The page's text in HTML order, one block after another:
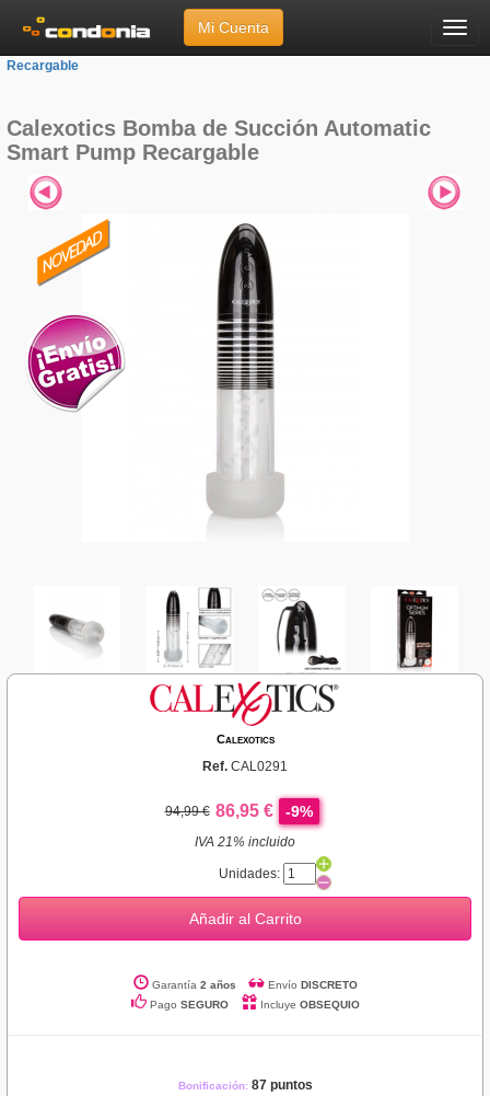
Menú
Mi Cuenta
»Bomba de Succión Automatic Smart Pump
Recargable
Calexotics Bomba de Succión Automatic
Smart Pump Recargable
Calexotics
Ref. CAL0291
94,99 € 86,95 € -9%
IVA 21% incluido
Unidades:
Añadir al Carrito
Garantía 2 años Envío DISCRETO
Pago SEGURO Incluye OBSEQUIO
Bonificación: 87 puntos